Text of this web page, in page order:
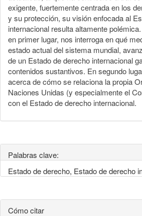
exigente, fuertemente centrada en los
y su protección, su visión enfocada al
internacional resulta altamente
en primer lugar, nos interroga en qué
estado actual del sistema mundial,
de un Estado de derecho internacional
contenidos sustantivos. En segundo
acerca de cómo se relaciona la propia
Naciones Unidas (y especialmente el
con el Estado de derecho internacional.
Palabras clave:
Estado de derecho, Estado de derecho
Cómo citar